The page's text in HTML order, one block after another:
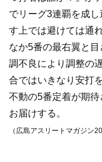
でリーグ3連覇を成
す上では避けては通
なか5番の最右翼と
調不良により調整の
合ではいきなり安打
不動の5番定着が期
お届けする。
（広島アスリートマガジン